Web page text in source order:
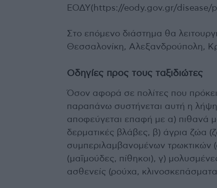
ΕΟΔΥ(https://eody.gov.gr/
Στο επόμενο διάστημα θα
Θεσσαλονίκη, Αλεξανδρούπολη,
Οδηγίες προς τους ταξιδιώτες
Όσον αφορά σε πολίτες που
παραπάνω συστήνεται αυτή η
αποφεύγεται επαφή με α) πιθανά
δερματικές βλάβες, β) άγρια ζώα
συμπεριλαμβανομένων τρωκτικών
(μαϊμούδες, πίθηκοι), γ)
ασθενείς (ρούχα,